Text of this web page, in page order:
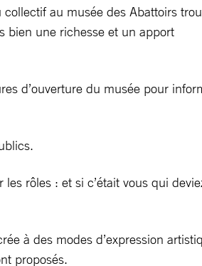
au musée des Abattoirs
bien une richesse et un apport
d’ouverture du musée pour
rôles : et si c’était vous qui
à des modes d’expression
proposés.